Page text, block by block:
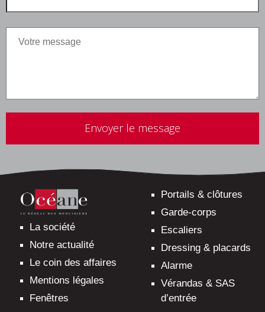
ce
vide.
La société
Notre actualité
Le coin des affaires
Mentions légales
Fenêtres
Portails & clôtures
Garde-corps
Escaliers
Dressing & placards
Alarme
Vérandas & SAS
d’entrée